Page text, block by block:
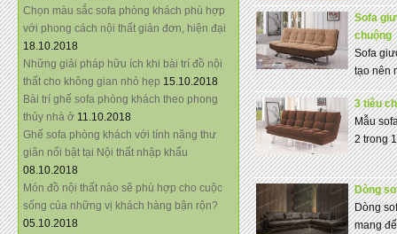
Chọn màu sắc sofa phòng khách phù hợp
với phong cách nội thất giản đơn, hiện đại
18.10.2018
Những giải pháp hữu ích khi bài trí đồ nội
thất cho không gian nhỏ hẹp 15.10.2018
Bài trí ghế sofa phòng khách theo phong
thủy nhà ở 11.10.2018
Ghế sofa phòng khách với tính năng thư
giãn nổi bật tại Nội thất nhập khẩu
08.10.2018
Món đồ nội thất nào sẽ phù hợp cho cuộc
sống của những vị khách hàng bận rộn?
05.10.2018
Sofa
chuộng
Sofa
tạo nên
3 tiêu
Mẫu
2 trong
Dòng
Dòng
mang